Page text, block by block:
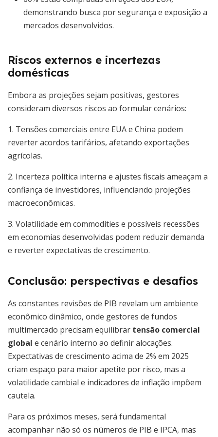
demonstrando busca por segurança e exposição a
mercados desenvolvidos.
Riscos externos e incertezas
domésticas
Embora as projeções sejam positivas, gestores
consideram diversos riscos ao formular cenários:
1. Tensões comerciais entre EUA e China podem
reverter acordos tarifários, afetando exportações
agrícolas.
2. Incerteza política interna e ajustes fiscais ameaçam a
confiança de investidores, influenciando projeções
macroeconômicas.
3. Volatilidade em commodities e possíveis recessões
em economias desenvolvidas podem reduzir demanda
e reverter expectativas de crescimento.
Conclusão: perspectivas e desafios
As constantes revisões de PIB revelam um ambiente
econômico dinâmico, onde gestores de fundos
multimercado precisam equilibrar tensão comercial
global e cenário interno ao definir alocações.
Expectativas de crescimento acima de 2% em 2025
criam espaço para maior apetite por risco, mas a
volatilidade cambial e indicadores de inflação impõem
cautela.
Para os próximos meses, será fundamental
acompanhar não só os números de PIB e IPCA, mas